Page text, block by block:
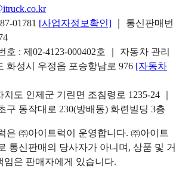
01781 [사업자정보확인]
｜ 통신판매번
: 제02-4123-000402호 ｜ 자동차 관리
화성시 우정읍 포승항남로 976 [자동차
도 인제군 기린면 조침령로 1235-24 ｜
구 동작대로 230(방배동) 화련빌딩 3층
은 ㈜아이트럭이 운영합니다. ㈜아이트
통신판매의 당사자가 아니며, 상품 및 거
임은 판매자에게 있습니다.